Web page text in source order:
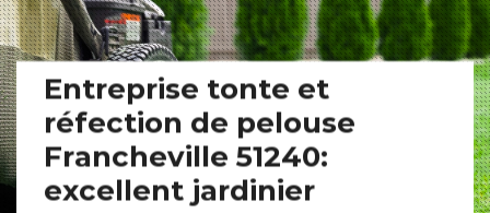
Entreprise tonte et
réfection de pelouse
Francheville 51240:
excellent jardinier